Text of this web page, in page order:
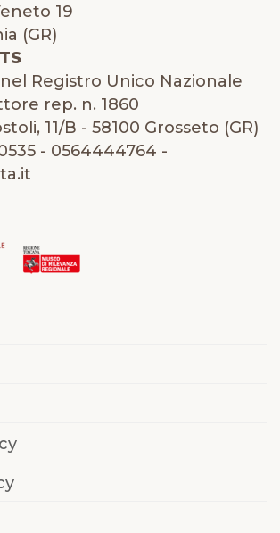
19
(GR)
Registro Unico Nazionale
rep. n. 1860
11/B - 58100 Grosseto (GR)
- 0564444764 -